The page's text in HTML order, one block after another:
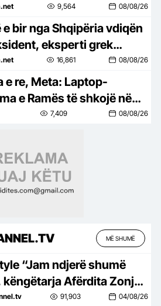
9,564 08/08/26
e bir nga Shqipëria vdiqën
eksperti grek
çfarë e shkaktoi
e makinës me
16,861 08/08/26
e re, Meta: Laptop-
e Ramës të shkojë në
Turp për deputetët
7,409 08/08/26
MË SHUMË
shumë
këngëtarja Afërdita Zonja:
nuk e kam takuar
91,903 04/08/26